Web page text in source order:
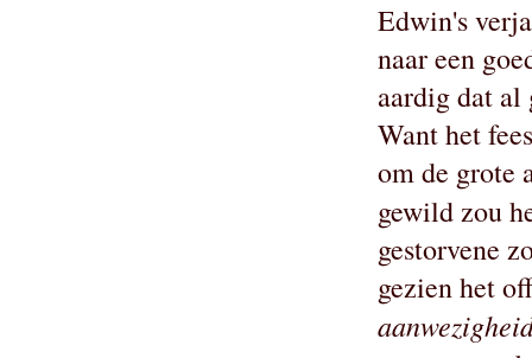
Edwin's
naar een
aardig dat al
Want het
om de grote
gewild zou
gestorvene
gezien het